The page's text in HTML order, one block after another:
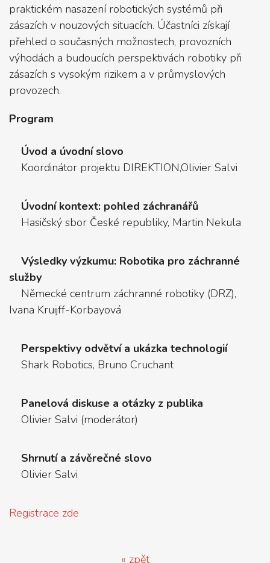
praktickém nasazení robotických systémů při
zásazích v nouzových situacích. Účastníci získají
přehled o současných možnostech, provozních
výhodách a budoucích perspektivách robotiky při
zásazích s vysokým rizikem a v průmyslových
provozech.
Program
Úvod a úvodní slovo
Koordinátor projektu DIREKTION,Olivier Salvi
Úvodní kontext: pohled záchranářů
Hasičský sbor České republiky, Martin Nekula
Výsledky výzkumu: Robotika pro záchranné
služby
Německé centrum záchranné robotiky (DRZ),
Ivana Kruijff-Korbayová
Perspektivy odvětví a ukázka technologií
Shark Robotics, Bruno Cruchant
Panelová diskuse a otázky z publika
Olivier Salvi (moderátor)
Shrnutí a závěrečné slovo
Olivier Salvi
Registrace zde
« zpět